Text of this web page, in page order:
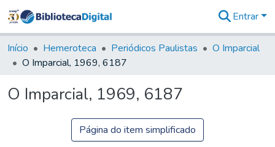
&
Coleções
Tudo na
Digital
Entrar
Início Hemeroteca Periódicos Paulistas
O Imparcial
O Imparcial, 1969, 6187
O Imparcial, 1969, 6187
Página do item simplificado